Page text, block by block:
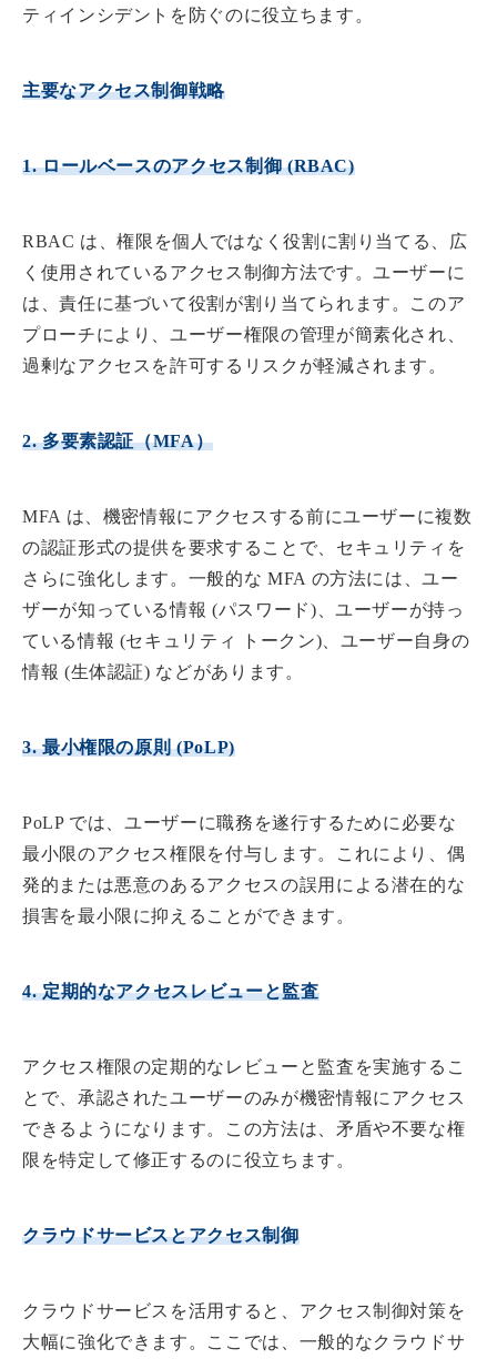
ティインシデントを防ぐのに役立ちます。
主要なアクセス制御戦略
1. ロールベースのアクセス制御 (RBAC)
RBAC は、権限を個人ではなく役割に割り当てる、広
く使用されているアクセス制御方法です。ユーザーに
は、責任に基づいて役割が割り当てられます。このア
プローチにより、ユーザー権限の管理が簡素化され、
過剰なアクセスを許可するリスクが軽減されます。
2. 多要素認証（MFA）
MFA は、機密情報にアクセスする前にユーザーに複数
の認証形式の提供を要求することで、セキュリティを
さらに強化します。一般的な MFA の方法には、ユー
ザーが知っている情報 (パスワード)、ユーザーが持っ
ている情報 (セキュリティ トークン)、ユーザー自身の
情報 (生体認証) などがあります。
3. 最小権限の原則 (PoLP)
PoLP では、ユーザーに職務を遂行するために必要な
最小限のアクセス権限を付与します。これにより、偶
発的または悪意のあるアクセスの誤用による潜在的な
損害を最小限に抑えることができます。
4. 定期的なアクセスレビューと監査
アクセス権限の定期的なレビューと監査を実施するこ
とで、承認されたユーザーのみが機密情報にアクセス
できるようになります。この方法は、矛盾や不要な権
限を特定して修正するのに役立ちます。
クラウドサービスとアクセス制御
クラウドサービスを活用すると、アクセス制御対策を
大幅に強化できます。ここでは、一般的なクラウドサ